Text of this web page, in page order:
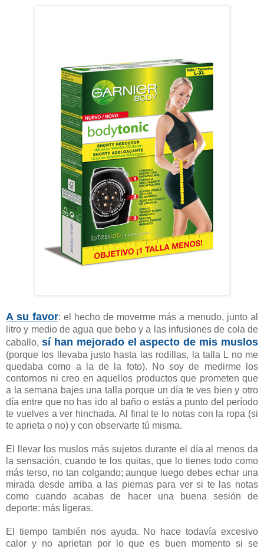
A su favor: el hecho de moverme más a menudo, junto al
litro y medio de agua que bebo y a las infusiones de cola de
caballo, sí han mejorado el aspecto de mis muslos
(porque los llevaba justo hasta las rodillas, la talla L no me
quedaba como a la de la foto). No soy de medirme los
contornos ni creo en aquellos productos que prometen que
a la semana bajes una talla porque un día te ves bien y otro
día entre que no has ido al baño o estás a punto del período
te vuelves a ver hinchada. Al final te lo notas con la ropa (si
te aprieta o no) y con observarte tú misma.
El llevar los muslos más sujetos durante el día al menos da
la sensación, cuando te los quitas, que lo tienes todo como
más terso, no tan colgando; aunque luego debes echar una
mirada desde arriba a las piernas para ver si te las notas
como cuando acabas de hacer una buena sesión de
deporte: más ligeras.
El tiempo también nos ayuda. No hace todavía excesivo
calor y no aprietan por lo que es buen momento si se